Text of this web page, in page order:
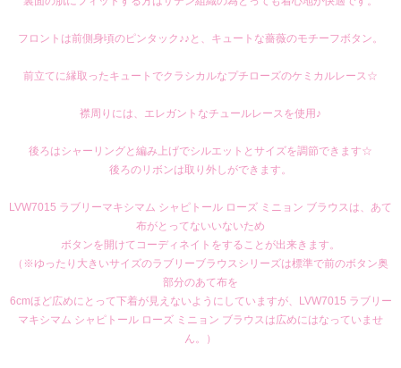
フロントは前側身頃のピンタック♪♪と、キュートな薔薇のモチーフボタン。
前立てに縁取ったキュートでクラシカルなプチローズのケミカルレース☆
襟周りには、エレガントなチュールレースを使用♪
後ろはシャーリングと編み上げでシルエットとサイズを調節できます☆
後ろのリボンは取り外しができます。
LVW7015 ラブリーマキシマム シャピトール ローズ ミニョン ブラウスは、あて
布がとってないいないため
ボタンを開けてコーディネイトをすることが出来きます。
（※ゆったり大きいサイズのラブリーブラウスシリーズは標準で前のボタン奥
部分のあて布を
6cmほど広めにとって下着が見えないようにしていますが、LVW7015 ラブリー
マキシマム シャピトール ローズ ミニョン ブラウスは広めにはなっていませ
ん。）